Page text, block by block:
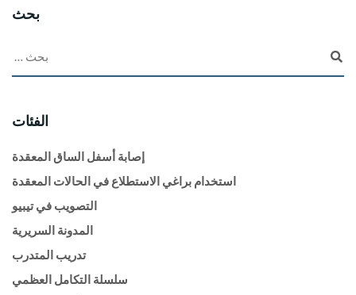
بحث
الفئات
إصابة أسفل الساق المعقدة
استخدام براغي الاستطلاع في الحالات المعقدة
التصويب في تيبيو
المدونة السريرية
تدريب المتدرب
سلسلة التكامل العظمي